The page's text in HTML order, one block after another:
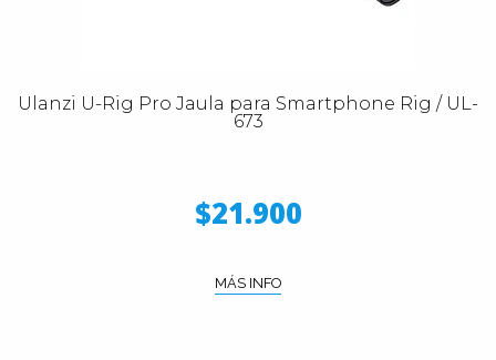
Ulanzi U-Rig Pro Jaula para Smartphone Rig / UL-
673
$21.900
MÁS INFO